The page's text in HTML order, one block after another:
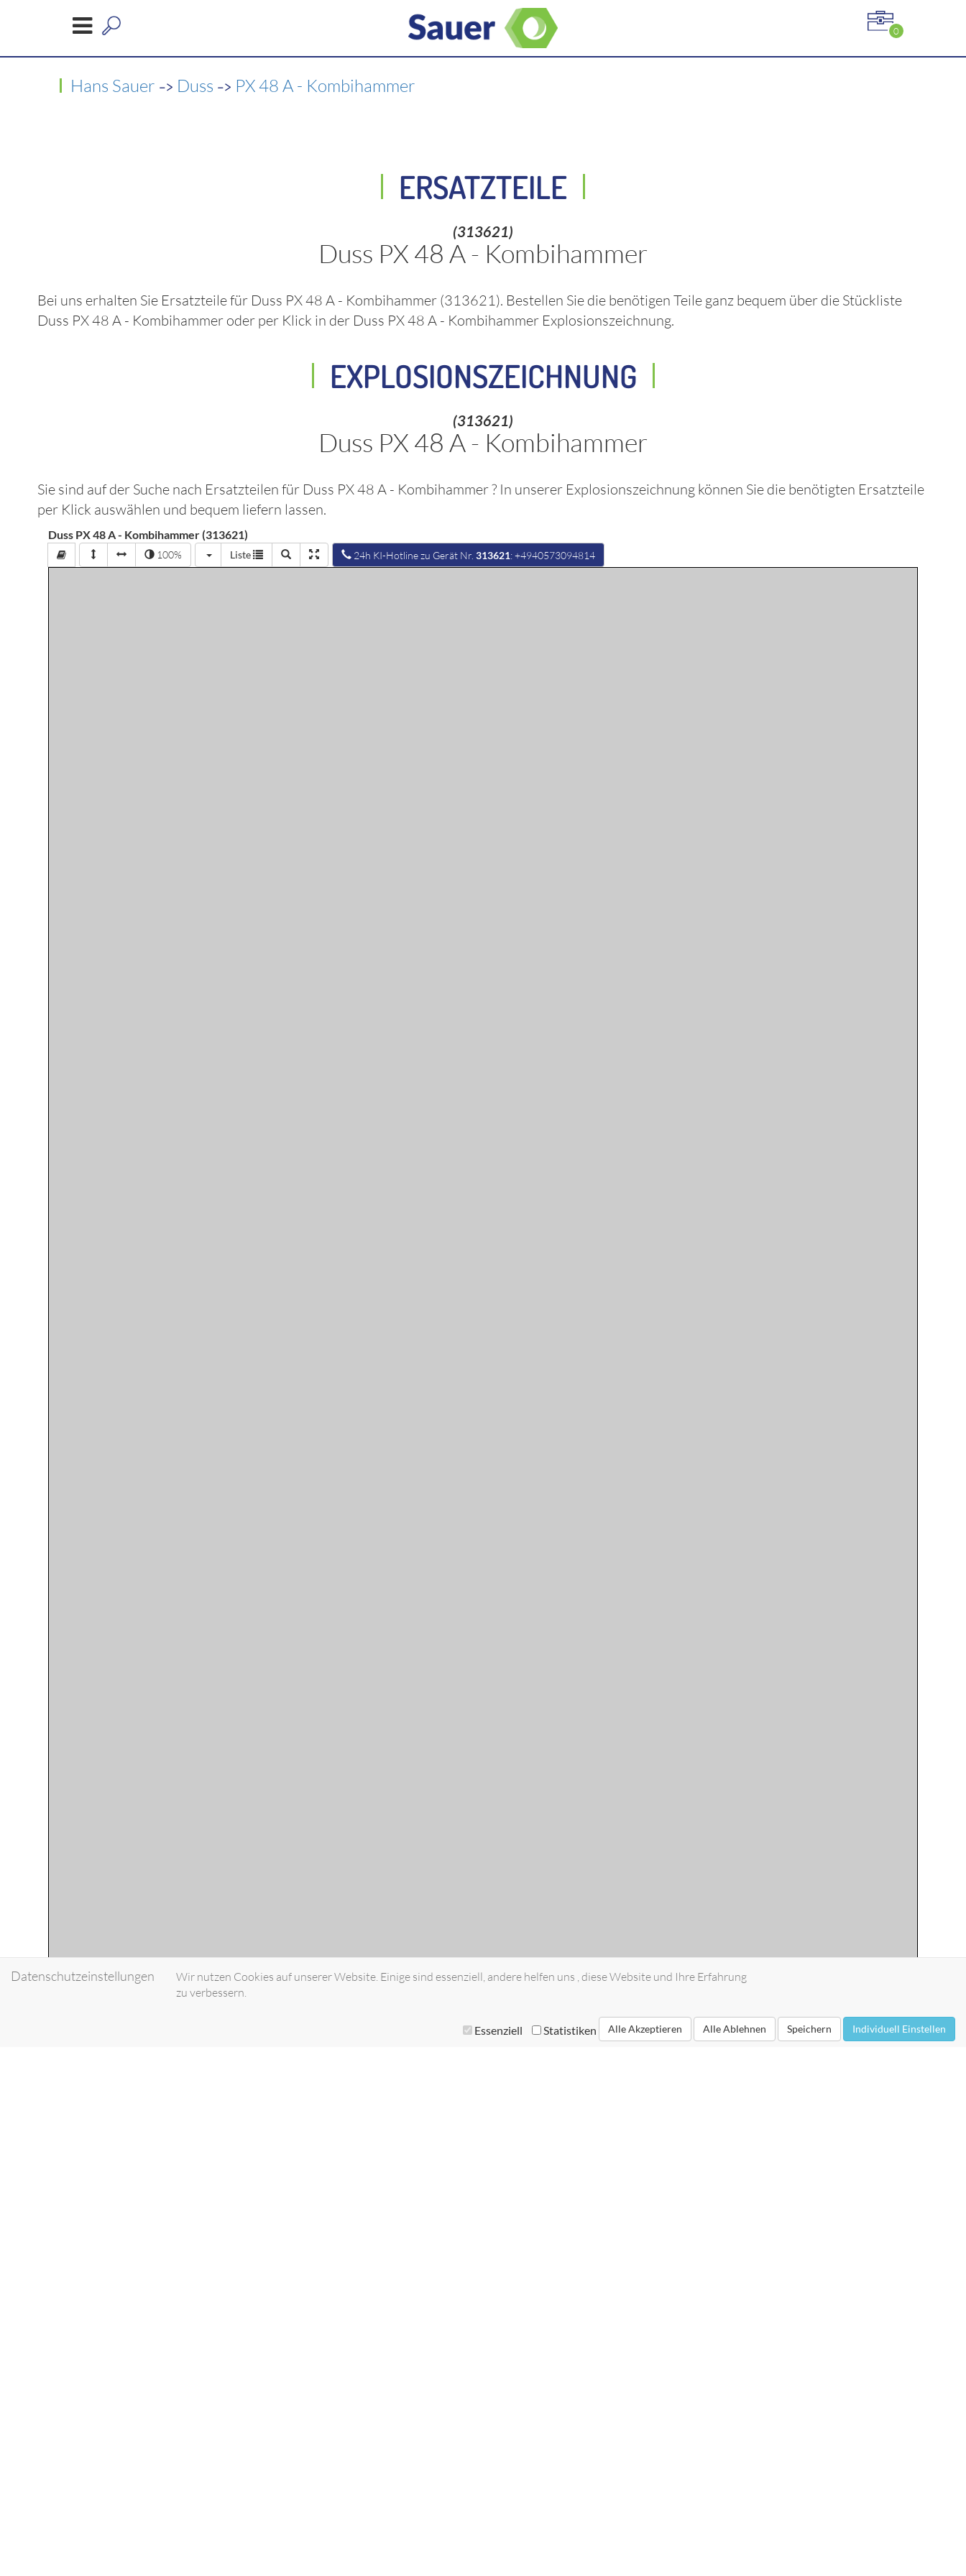
0
Hans Sauer -> Duss -> PX 48 A - Kombihammer
ERSATZTEILE
(313621)
Duss PX 48 A - Kombihammer
Bei uns erhalten Sie Ersatzteile für Duss PX 48 A - Kombihammer (313621). Bestellen Sie die benötigen Teile ganz bequem über die Stückliste
Duss PX 48 A - Kombihammer oder per Klick in der Duss PX 48 A - Kombihammer Explosionszeichnung.
EXPLOSIONSZEICHNUNG
(313621)
Duss PX 48 A - Kombihammer
Sie sind auf der Suche nach Ersatzteilen für Duss PX 48 A - Kombihammer? In unserer Explosionszeichnung können Sie die benötigten Ersatzteile
per Klick auswählen und bequem liefern lassen.
Duss PX 48 A - Kombihammer (313621)
100% Liste 24h KI-Hotline zu Gerät Nr.313621: +4940573094814
Datenschutzeinstellungen
Wir nutzen Cookies auf unserer Website. Einige sind essenziell, andere helfen uns , diese Website und Ihre Erfahrung
zu verbessern.
Essenziell Statistiken Alle Akzeptieren Alle Ablehnen Speichern Individuell Einstellen